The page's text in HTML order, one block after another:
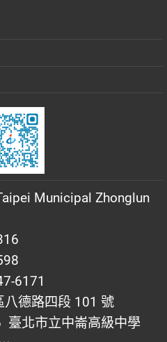
Municipal Zhonglun
6171
八德路四段 101 號
臺北市立中崙高級中學